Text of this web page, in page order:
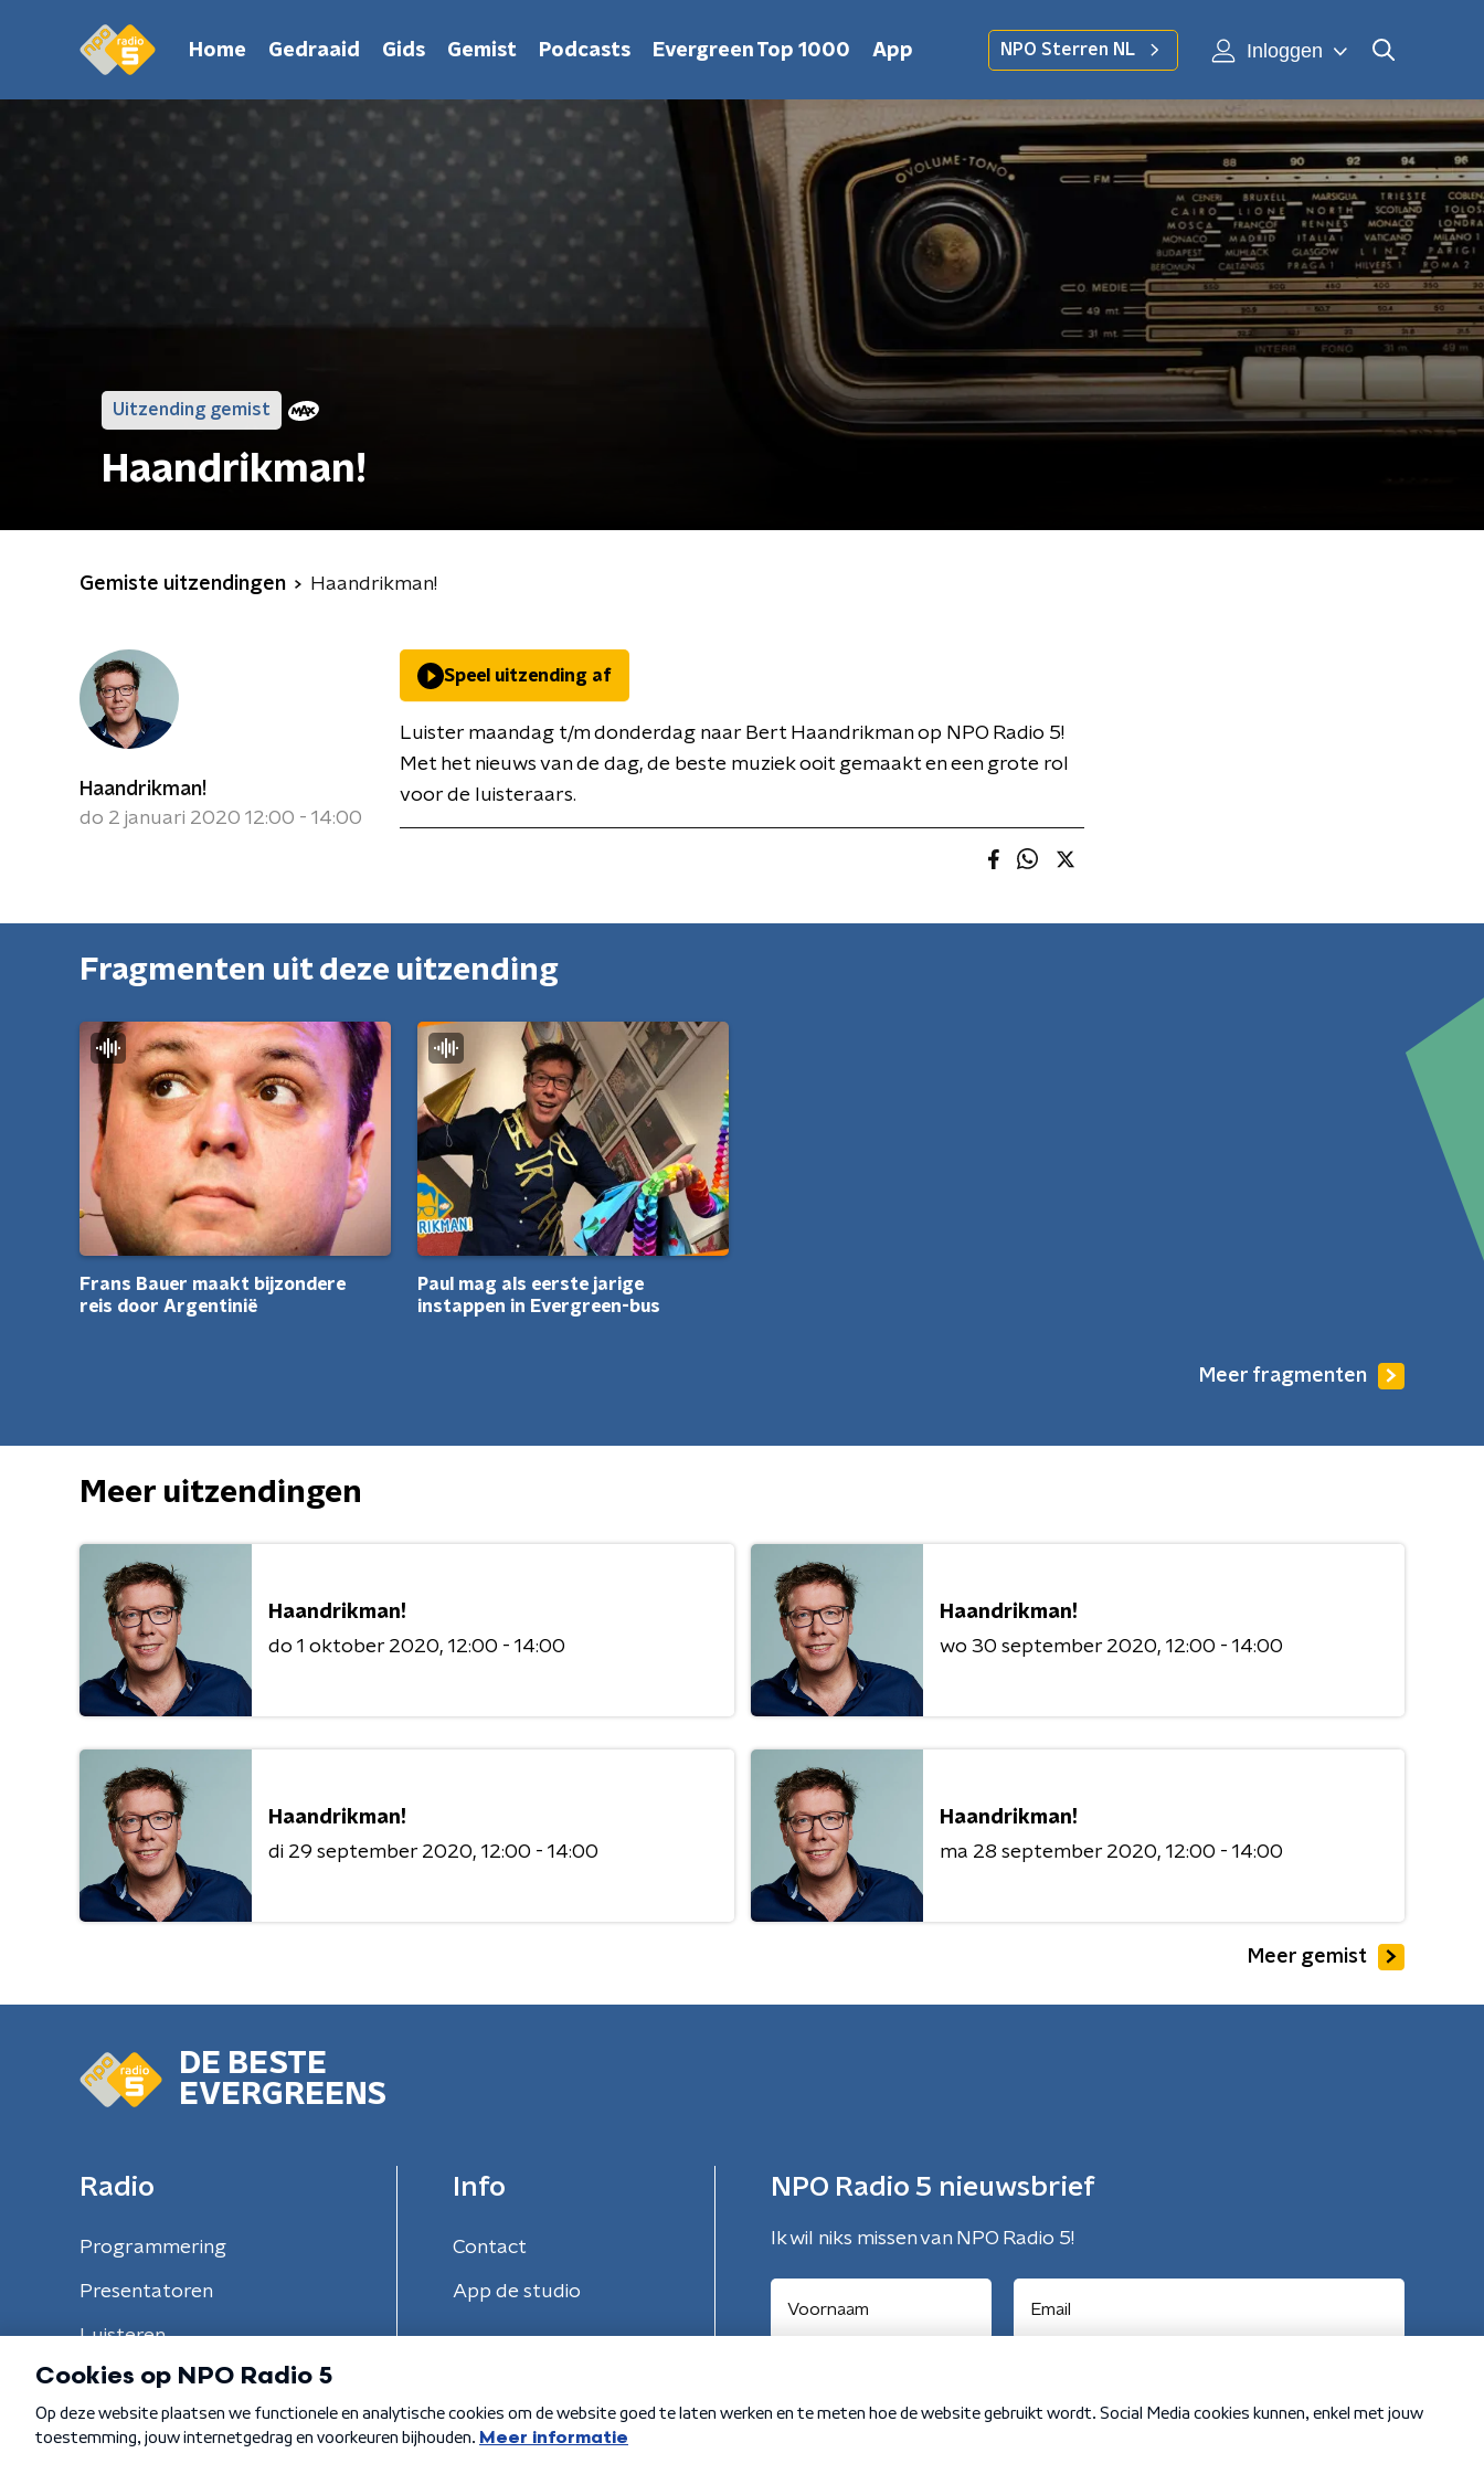
Home Gedraaid Gids Gemist Podcasts Evergreen Top 1000 App NPO Sterren NL Inloggen
Uitzending gemist
Haandrikman!
Gemiste uitzendingen Haandrikman!
Haandrikman!
do 2 januari 2020 12:00 - 14:00
Speel uitzending af
Luister maandag t/m donderdag naar Bert Haandrikman op NPO Radio 5!
Met het nieuws van de dag, de beste muziek ooit gemaakt en een grote rol
voor de luisteraars.
Fragmenten uit deze uitzending
Frans Bauer maakt bijzondere
reis door Argentinië
Paul mag als eerste jarige
instappen in Evergreen-bus
Meer fragmenten
Meer uitzendingen
Haandrikman!
do 1 oktober 2020 12:00 - 14:00
Haandrikman!
wo 30 september 2020 12:00 - 14:00
Haandrikman!
di 29 september 2020 12:00 - 14:00
Haandrikman!
ma 28 september 2020 12:00 - 14:00
Meer gemist
DE BESTE
EVERGREENS
Radio
Programmering
Presentatoren
Luisteren
Info
Contact
App de studio
NPO Radio 5 nieuwsbrief
Ik wil niks missen van NPO Radio 5!
Algemene voorwaarden Privacybeleid